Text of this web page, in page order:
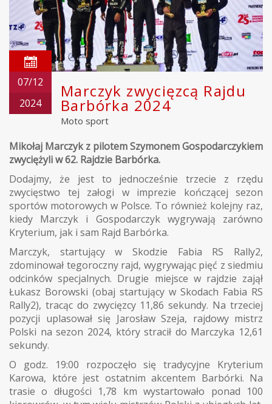
07/12
2024
Marczyk zwycięzcą Rajdu
Barbórka 2024
Moto sport
Mikołaj Marczyk z pilotem Szymonem Gospodarczykiem
zwyciężyli w 62. Rajdzie Barbórka.
Dodajmy, że jest to jednocześnie trzecie z rzędu
zwycięstwo tej załogi w imprezie kończącej sezon
sportów motorowych w Polsce. To również kolejny raz,
kiedy Marczyk i Gospodarczyk wygrywają zarówno
Kryterium, jak i sam Rajd Barbórka.
Marczyk, startujący w Skodzie Fabia RS Rally2,
zdominował tegoroczny rajd, wygrywając pięć z siedmiu
odcinków specjalnych. Drugie miejsce w rajdzie zajął
Łukasz Borowski (obaj startujący w Skodach Fabia RS
Rally2), tracąc do zwycięzcy 11,86 sekundy. Na trzeciej
pozycji uplasował się Jarosław Szeja, rajdowy mistrz
Polski na sezon 2024, który stracił do Marczyka 12,61
sekundy.
O godz. 19:00 rozpoczęło się tradycyjne Kryterium
Karowa, które jest ostatnim akcentem Barbórki. Na
trasie o długości 1,78 km wystartowało ponad 100